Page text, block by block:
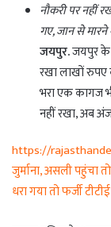
नौकरी पर नहीं
गए, जान से
जयपुर.जयपुर के
रखा लाखों रुपए
भरा एक कागज
नहीं रखा, अब
https://
जुर्माना, असली पहुंचा
धरा गया तो फर्जी